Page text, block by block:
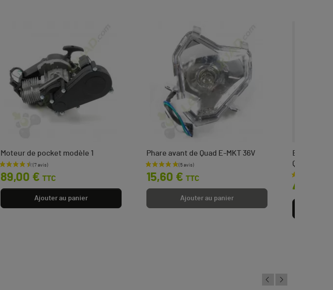
Moteur de pocket modèle 1
Prix
89,00 € TTC
Ajouter au panier
Phare avant de Quad E-MKT 36V
Prix
15,60 € TTC
Ajouter au panier
Bouchon
Quad 110
Prix
4,20 €